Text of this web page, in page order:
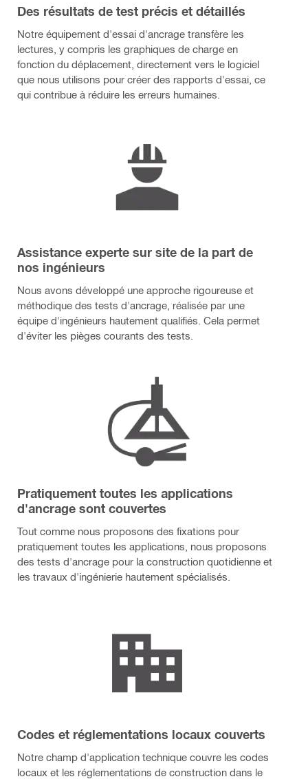
Des résultats de test précis et détaillés
Notre équipement d'essai d'ancrage transfère les
lectures, y compris les graphiques de charge en
fonction du déplacement, directement vers le logiciel
que nous utilisons pour créer des rapports d'essai, ce
qui contribue à réduire les erreurs humaines.
Assistance experte sur site de la part de
nos ingénieurs
Nous avons développé une approche rigoureuse et
méthodique des tests d'ancrage, réalisée par une
équipe d'ingénieurs hautement qualifiés. Cela permet
d'éviter les pièges courants des tests.
Pratiquement toutes les applications
d'ancrage sont couvertes
Tout comme nous proposons des fixations pour
pratiquement toutes les applications, nous proposons
des tests d'ancrage pour la construction quotidienne et
les travaux d'ingénierie hautement spécialisés.
Codes et réglementations locaux couverts
Notre champ d'application technique couvre les codes
locaux et les réglementations de construction dans le